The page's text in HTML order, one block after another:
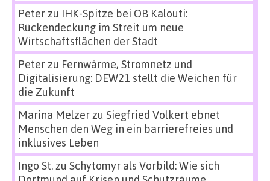
Peterzu IHK-Spitze bei OB Kalouti:
Rückendeckung im Streit um neue
Wirtschaftsflächen der Stadt
Peterzu Fernwärme, Stromnetz und
Digitalisierung: DEW21 stellt die Weichen für
die Zukunft
Marina Melzerzu Siegfried Volkert ebnet
Menschen den Weg in ein barrierefreies und
inklusives Leben
Ingo St.zu Schytomyr als Vorbild: Wie sich